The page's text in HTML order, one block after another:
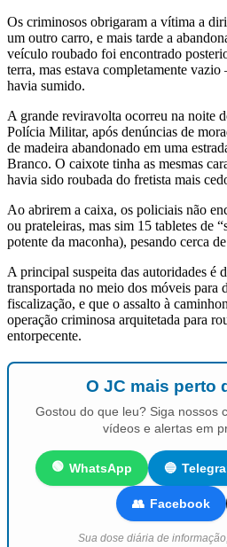
Os criminosos obrigaram a vítima a
um outro carro, e mais tarde a
veículo roubado foi encontrado
terra, mas estava completamente
havia sumido.
A grande reviravolta ocorreu na noite
Polícia Militar, após denúncias de
de madeira abandonado em uma
Branco. O caixote tinha as mesmas
havia sido roubada do fretista mais
Ao abrirem a caixa, os policiais não
ou prateleiras, mas sim 15 tabletes de
potente da maconha), pesando cerca
A principal suspeita das autoridades é
transportada no meio dos móveis para
fiscalização, e que o assalto à
operação criminosa arquitetada para
entorpecente.
O JC mais perto
Gostou do que leu? Siga nossos
vídeos e alertas em
🟢 WhatsApp 🔵
👥 Facebook
Sua dose diária de